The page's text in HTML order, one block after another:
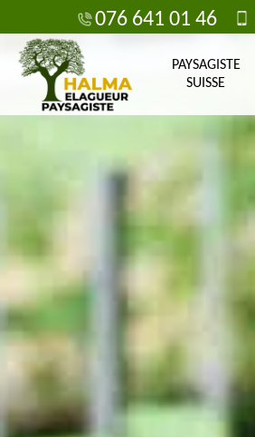
076 641 01 46
PAYSAGISTE
SUISSE